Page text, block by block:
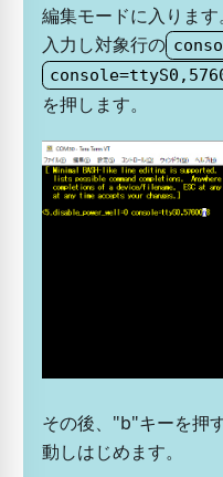
編集モードに入りま
入力し対象行の
を押します。
その後、"b"キーを押
動しはじめます。